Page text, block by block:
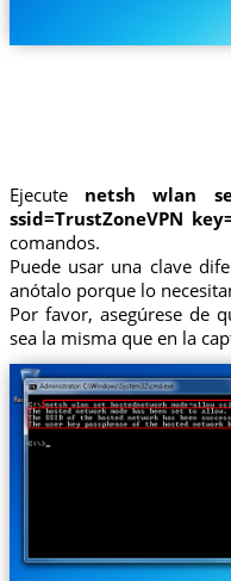
Ejecute netsh wlan
ssid=TrustZoneVPN
comandos.
Puede usar una clave
anótalo porque lo
Por favor, asegúrese de
sea la misma que en la